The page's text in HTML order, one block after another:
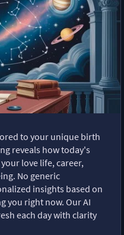
to your unique birth
reveals how today's
love life, career,
No generic
insights based on
you right now. Our AI
each day with clarity